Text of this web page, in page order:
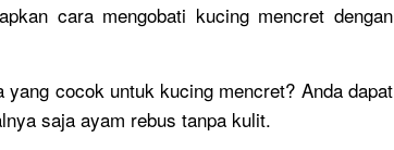
cara mengobati kucing mencret dengan
cocok untuk kucing mencret? Anda dapat
saja ayam rebus tanpa kulit.